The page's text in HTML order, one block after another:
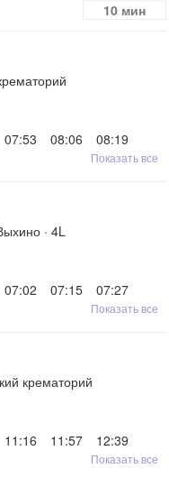
10 мин
07:53 08:06
08:19
Показать все
· 4L
07:02 07:15
07:27
Показать все
крематорий
11:16 11:57
12:39
Показать все